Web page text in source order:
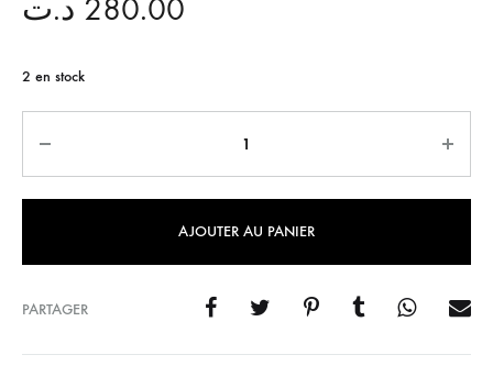
280.00 د.ت
2 en stock
AJOUTER AU PANIER
PARTAGER